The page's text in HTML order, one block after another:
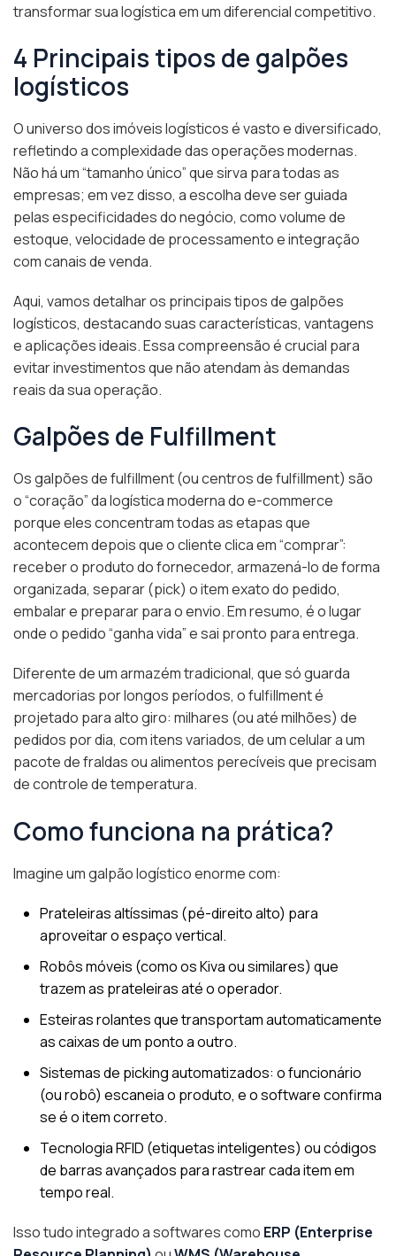
transformar sua logística em um diferencial competitivo.
4 Principais tipos de galpões
logísticos
O universo dos imóveis logísticos é vasto e diversificado,
refletindo a complexidade das operações modernas.
Não há um “tamanho único” que sirva para todas as
empresas; em vez disso, a escolha deve ser guiada
pelas especificidades do negócio, como volume de
estoque, velocidade de processamento e integração
com canais de venda.
Aqui, vamos detalhar os principais tipos de galpões
logísticos, destacando suas características, vantagens
e aplicações ideais. Essa compreensão é crucial para
evitar investimentos que não atendam às demandas
reais da sua operação.
Galpões de Fulfillment
Os galpões de fulfillment (ou centros de fulfillment) são
o “coração” da logística moderna do e-commerce
porque eles concentram todas as etapas que
acontecem depois que o cliente clica em “comprar”:
receber o produto do fornecedor, armazená-lo de forma
organizada, separar (pick) o item exato do pedido,
embalar e preparar para o envio. Em resumo, é o lugar
onde o pedido “ganha vida” e sai pronto para entrega.
Diferente de um armazém tradicional, que só guarda
mercadorias por longos períodos, o fulfillment é
projetado para alto giro: milhares (ou até milhões) de
pedidos por dia, com itens variados, de um celular a um
pacote de fraldas ou alimentos perecíveis que precisam
de controle de temperatura.
Como funciona na prática?
Imagine um galpão logístico enorme com:
Prateleiras altíssimas (pé-direito alto) para
aproveitar o espaço vertical.
Robôs móveis (como os Kiva ou similares) que
trazem as prateleiras até o operador.
Esteiras rolantes que transportam automaticamente
as caixas de um ponto a outro.
Sistemas de picking automatizados: o funcionário
(ou robô) escaneia o produto, e o software confirma
se é o item correto.
Tecnologia RFID (etiquetas inteligentes) ou códigos
de barras avançados para rastrear cada item em
tempo real.
Isso tudo integrado a softwares como ERP (Enterprise